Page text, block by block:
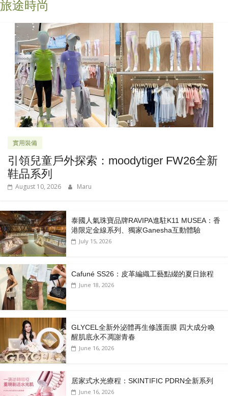
旅途時尚
實用裝備
引領兒童戶外探索：moodytiger FW26全新
鞋品系列
August 10, 2026 Maru
泰國人氣珠寶品牌RAVIPA進駐K11 MUSEA：香
港限定金線系列、獨家Ganesha互動體驗
July 15, 2026
Cafuné SS26：皮革編織工藝點綴的夏日旅程
June 18, 2026
GLYCEL全新外泌體再生修護面膜 四大成分喚
醒肌底永不凋謝青春
June 16, 2026
居家式水光療程：SKINTIFIC PDRN全新系列
June 16, 2026